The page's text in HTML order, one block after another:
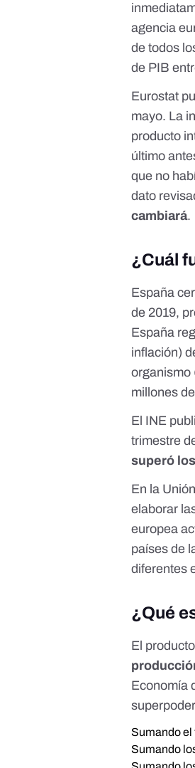
agencia
de todos
de PIB
Eurostat
mayo. La
producto
último
que no
dato
cambiará.
¿Cuál
España
de 2019,
España
inflación)
organismo
millones
El INE
trimestre
superó
En la
elaborar
europea
países de
diferentes
¿Qué
El
Economía
Sumando el
Sumando